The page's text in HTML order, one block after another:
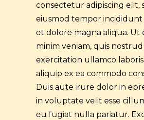
consectetur adipiscing elit,
eiusmod tempor
et dolore magna aliqua. Ut
minim veniam, quis nostrud
exercitation ullamco
aliquip ex ea commodo
Duis aute irure dolor in
in voluptate velit esse
eu fugiat nulla pariatur.